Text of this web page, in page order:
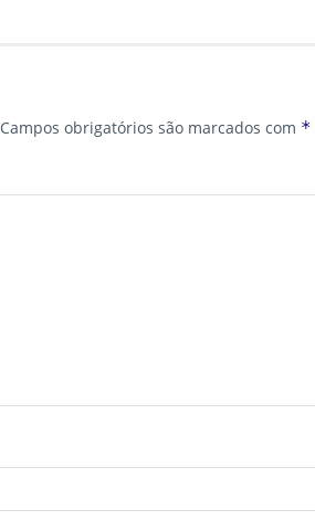
Campos obrigatórios são marcados com *